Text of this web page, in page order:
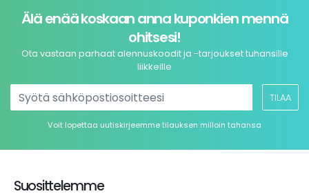
Älä enää koskaan anna kuponkien mennä
ohitsesi!
Ota vastaan parhaat alennuskoodit ja -tarjoukset tuhansille
liikkeille
TILAA
Voit lopettaa uutiskirjeemme tilauksen milloin tahansa
Suosittelemme